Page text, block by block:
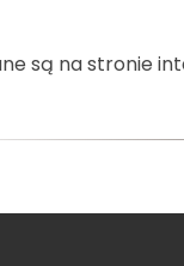
są na stronie